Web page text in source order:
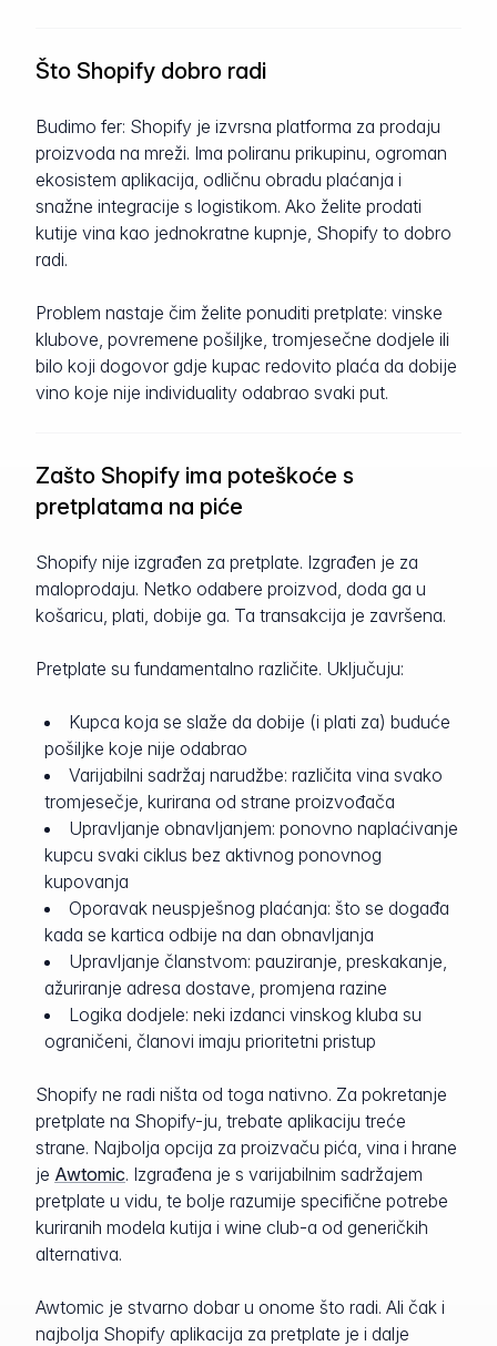
Što Shopify dobro radi
Budimo fer: Shopify je izvrsna platforma za prodaju
proizvoda na mreži. Ima poliranu prikupinu, ogroman
ekosistem aplikacija, odličnu obradu plaćanja i
snažne integracije s logistikom. Ako želite prodati
kutije vina kao jednokratne kupnje, Shopify to dobro
radi.
Problem nastaje čim želite ponuditi pretplate: vinske
klubove, povremene pošiljke, tromjesečne dodjele ili
bilo koji dogovor gdje kupac redovito plaća da dobije
vino koje nije individuality odabrao svaki put.
Zašto Shopify ima poteškoće s
pretplatama na piće
Shopify nije izgrađen za pretplate. Izgrađen je za
maloprodaju. Netko odabere proizvod, doda ga u
košaricu, plati, dobije ga. Ta transakcija je završena.
Pretplate su fundamentalno različite. Uključuju:
Kupca koja se slaže da dobije (i plati za) buduće
pošiljke koje nije odabrao
Varijabilni sadržaj narudžbe: različita vina svako
tromjesečje, kurirana od strane proizvođača
Upravljanje obnavljanjem: ponovno naplaćivanje
kupcu svaki ciklus bez aktivnog ponovnog
kupovanja
Oporavak neuspješnog plaćanja: što se događa
kada se kartica odbije na dan obnavljanja
Upravljanje članstvom: pauziranje, preskakanje,
ažuriranje adresa dostave, promjena razine
Logika dodjele: neki izdanci vinskog kluba su
ograničeni, članovi imaju prioritetni pristup
Shopify ne radi ništa od toga nativno. Za pokretanje
pretplate na Shopify-ju, trebate aplikaciju treće
strane. Najbolja opcija za proizvaču pića, vina i hrane
je Awtomic. Izgrađena je s varijabilnim sadržajem
pretplate u vidu, te bolje razumije specifične potrebe
kuriranih modela kutija i wine club-a od generičkih
alternativa.
Awtomic je stvarno dobar u onome što radi. Ali čak i
najbolja Shopify aplikacija za pretplate je i dalje